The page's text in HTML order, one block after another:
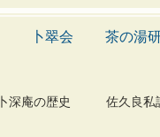
卜翠会 茶の湯
卜深庵の歴史 佐久良私